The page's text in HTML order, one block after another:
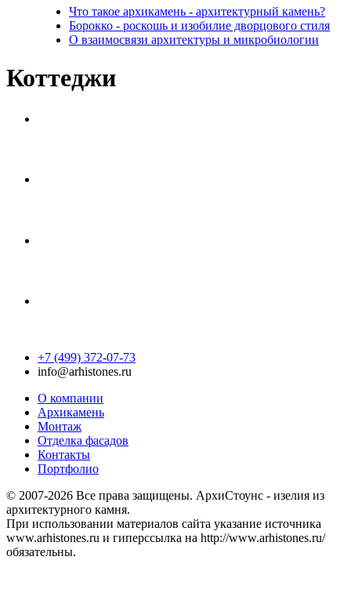
Что такое архикамень - архитектурный камень?
Борокко - роскошь и изобилие дворцового стиля
О взаимосвязи архитектуры и микробиологии
Коттеджи
+7 (499) 372-07-73
info@arhistones.ru
О компании
Архикамень
Монтаж
Отделка фасадов
Контакты
Портфолио
© 2007-2026 Все права защищены. АрхиСтоунс - изелия из
архитектурного камня.
При использовании материалов сайта указание источника
www.arhistones.ru и гиперссылка на http://www.arhistones.ru/
обязательны.